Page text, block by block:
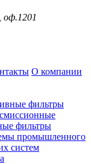
оф.1201
О компании
фильтры
фильтры
промышленного
систем